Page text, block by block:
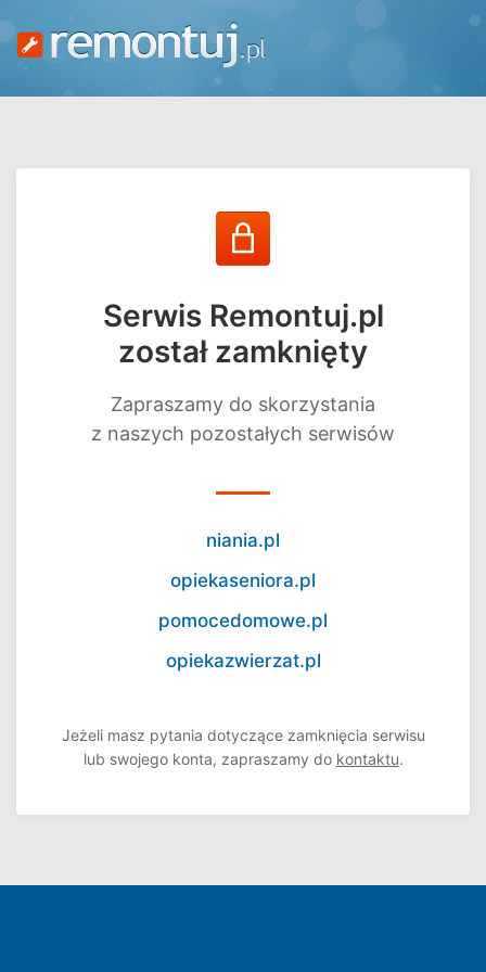
Serwis Remontuj.pl
został zamknięty
Zapraszamy do skorzystania
z naszych pozostałych serwisów
niania.pl
opiekaseniora.pl
pomocedomowe.pl
opiekazwierzat.pl
Jeżeli masz pytania dotyczące zamknięcia serwisu
lub swojego konta, zapraszamy do kontaktu.